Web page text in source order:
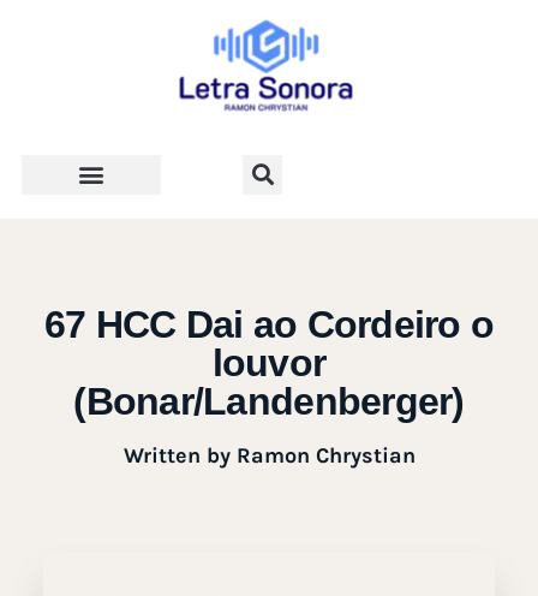
67 HCC Dai ao Cordeiro o
louvor
(Bonar/Landenberger)
Written byRamon Chrystian